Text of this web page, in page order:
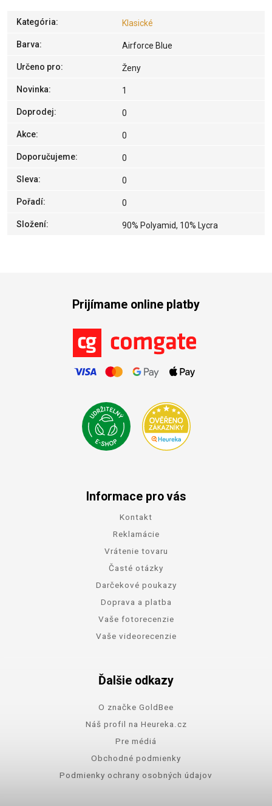
Kategória: Klasické
Barva: Airforce Blue
Určeno pro: Ženy
Novinka: 1
Doprodej: 0
Akce: 0
Doporučujeme: 0
Sleva: 0
Pořadí: 0
Složení: 90% Polyamid, 10% Lycra
Prijímame online platby
Informace pro vás
Kontakt
Reklamácie
Vrátenie tovaru
Časté otázky
Darčekové poukazy
Doprava a platba
Vaše fotorecenzie
Vaše videorecenzie
Ďalšie odkazy
O značke GoldBee
Náš profil na Heureka.cz
Pre médiá
Obchodné podmienky
Podmienky ochrany osobných údajov